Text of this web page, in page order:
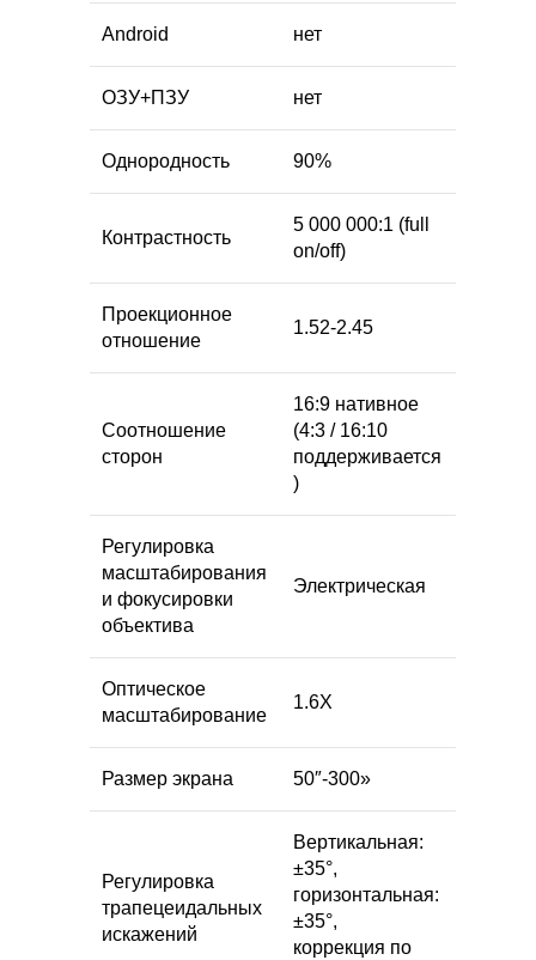
Android нет
ОЗУ+ПЗУ нет
Однородность 90%
Контрастность
5 000 000:1 (full
on/off)
Проекционное
отношение
1.52-2.45
Соотношение
сторон
16:9 нативное
(4:3 / 16:10
поддерживается
)
Регулировка
масштабирования
и фокусировки
объектива
Электрическая
Оптическое
масштабирование
1.6X
Размер экрана 50″-300»
Регулировка
трапецеидальных
искажений
Вертикальная:
±35°,
горизонтальная:
±35°,
коррекция по